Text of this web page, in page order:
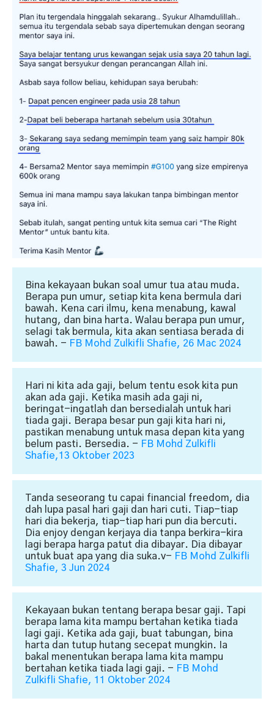
Bina kekayaan bukan soal umur tua atau muda.
Berapa pun umur, setiap kita kena bermula dari
bawah. Kena cari ilmu, kena menabung, kawal
hutang, dan bina harta. Walau berapa pun umur,
selagi tak bermula, kita akan sentiasa berada di
bawah. - FB Mohd Zulkifli Shafie, 26 Mac 2024
Hari ni kita ada gaji, belum tentu esok kita pun
akan ada gaji. Ketika masih ada gaji ni,
beringat-ingatlah dan bersedialah untuk hari
tiada gaji. Berapa besar pun gaji kita hari ni,
pastikan menabung untuk masa depan kita yang
belum pasti. Bersedia. - FB Mohd Zulkifli
Shafie,13 Oktober 2023
Tanda seseorang tu capai financial freedom, dia
dah lupa pasal hari gaji dan hari cuti. Tiap-tiap
hari dia bekerja, tiap-tiap hari pun dia bercuti.
Dia enjoy dengan kerjaya dia tanpa berkira-kira
lagi berapa harga patut dia dibayar. Dia dibayar
untuk buat apa yang dia suka.v- FB Mohd Zulkifli
Shafie, 3 Jun 2024
Kekayaan bukan tentang berapa besar gaji. Tapi
berapa lama kita mampu bertahan ketika tiada
lagi gaji. Ketika ada gaji, buat tabungan, bina
harta dan tutup hutang secepat mungkin. Ia
bakal menentukan berapa lama kita mampu
bertahan ketika tiada lagi gaji. - FB Mohd
Zulkifli Shafie, 11 Oktober 2024